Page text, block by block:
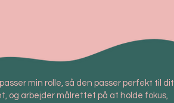
min rolle, så den passer perfekt til dit
og arbejder målrettet på at holde fokus,